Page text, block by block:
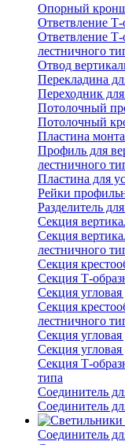
Опорный
Ответвление Т-
Ответвление Т-
лестничного
Отвод
Перекладина
Переходник
Потолочный
Потолочный
Пластина
Профиль для
лестничного
Пластина для
Рейки
Разделитель
Секция
Секция
лестничного
Секция
Секция Т-
Секция
Секция
лестничного
Секция
Секция
Секция Т-
типа
Соединитель
Соединитель
Соединитель